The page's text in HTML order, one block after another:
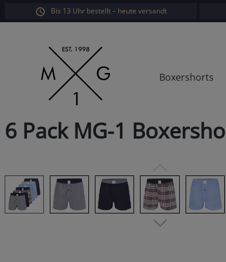
Zur Hauptnavigation springen
Bis 13 Uhr bestellt – heute versandt
Boxershorts
6 Pack MG-1
Bildergalerie überspringen